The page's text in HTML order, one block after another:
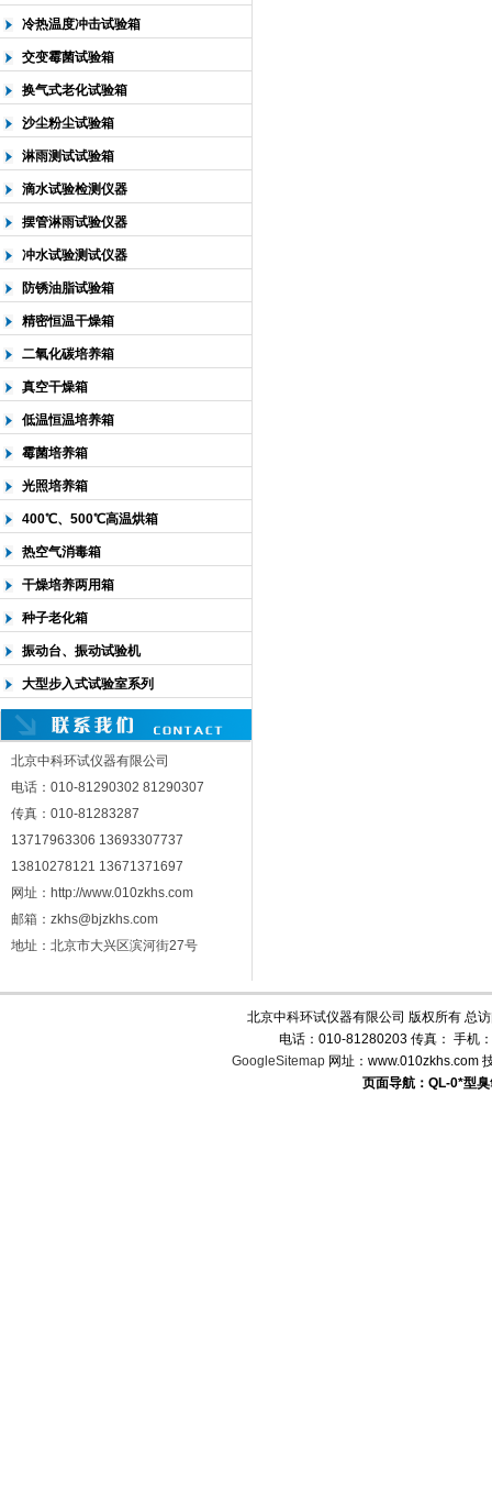
冷热温度冲击试验箱
交变霉菌试验箱
换气式老化试验箱
沙尘粉尘试验箱
淋雨测试试验箱
滴水试验检测仪器
摆管淋雨试验仪器
冲水试验测试仪器
防锈油脂试验箱
精密恒温干燥箱
二氧化碳培养箱
真空干燥箱
低温恒温培养箱
霉菌培养箱
光照培养箱
400℃、500℃高温烘箱
热空气消毒箱
干燥培养两用箱
种子老化箱
振动台、振动试验机
大型步入式试验室系列
北京中科环试仪器有限公司
电话：010-81290302 81290307
传真：010-81283287
13717963306 13693307737
13810278121 13671371697
网址：http://www.010zkhs.com
邮箱：zkhs@bjzkhs.com
地址：北京市大兴区滨河街27号
北京中科环试仪器有限公司 版权所有 总
电话：010-81280203 传真： 手机
GoogleSitemap 网址：www.010zkhs.com
页面导航：QL-0*型